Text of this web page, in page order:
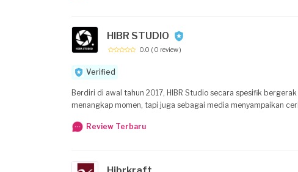
HIBR STUDIO
0.0 ( 0 review )
Verified
Berdiri di awal tahun 2017, HIBR Studio secara spesifik
menangkap momen, tapi juga sebagai media menyampaikan
Review Terbaru